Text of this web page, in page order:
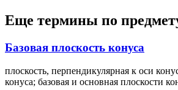
Еще термины по
Базовая плоскость конуса
плоскость, перпендикулярная к оси
конуса; базовая и основная плоскости